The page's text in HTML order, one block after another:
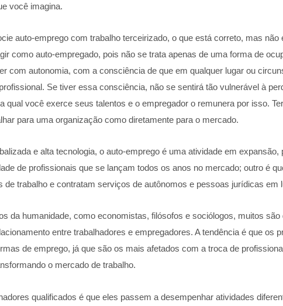
você imagina.
auto-emprego com trabalho terceirizado, o que está correto, mas
como auto-empregado, pois não se trata apenas de uma forma de
com autonomia, com a consciência de que em qualquer lugar ou
Se tiver essa consciência, não se sentirá tão vulnerável à
qual você exerce seus talentos e o empregador o remunera por isso.
para uma organização como diretamente para o mercado.
e alta tecnologia, o auto-emprego é uma atividade em
de profissionais que se lançam todos os anos no mercado; outro é
de trabalho e contratam serviços de autônomos e pessoas jurídicas
da humanidade, como economistas, filósofos e sociólogos, muitos
entre trabalhadores e empregadores. A tendência é que
de emprego, já que são os mais afetados com a troca de
o mercado de trabalho.
qualificados é que eles passem a desempenhar atividades